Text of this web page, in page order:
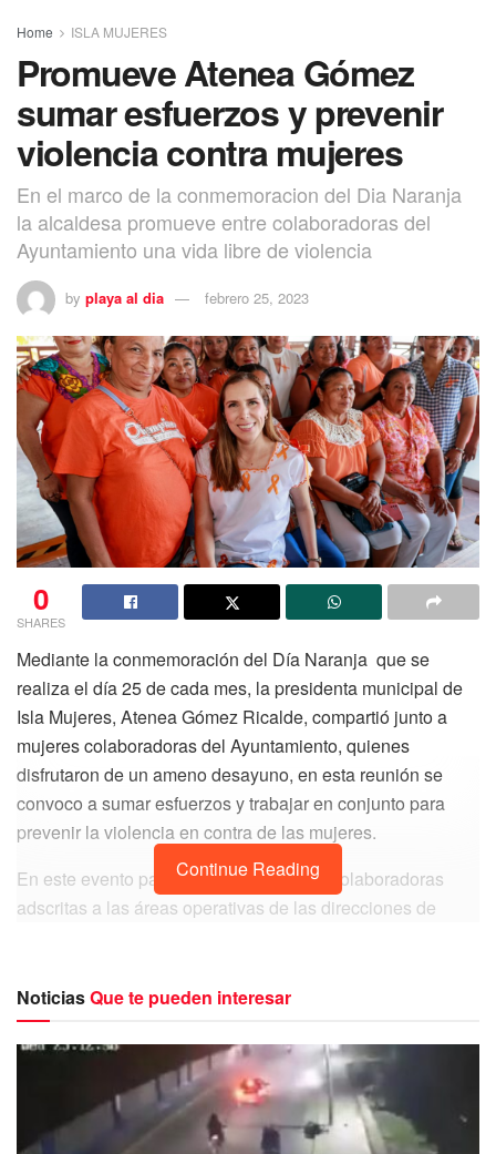
Home ISLA MUJERES
Promueve Atenea Gómez
sumar esfuerzos y prevenir
violencia contra mujeres
En el marco de la conmemoracion del Dia Naranja
la alcaldesa promueve entre colaboradoras del
Ayuntamiento una vida libre de violencia
by playa al dia febrero 25, 2023
0
SHARES
Mediante la conmemoración del Día Naranja que se
realiza el día 25 de cada mes, la presidenta municipal de
Isla Mujeres, Atenea Gómez Ricalde, compartió junto a
mujeres colaboradoras del Ayuntamiento, quienes
disfrutaron de un ameno desayuno, en esta reunión se
convoco a sumar esfuerzos y trabajar en conjunto para
prevenir la violencia en contra de las mujeres.
En este evento participaron las mujeres colaboradoras
adscritas a las áreas operativas de las direcciones de
Género (Geavig), de la Zona Federal Marítimo Terrestre
(Zofemat), Protección Civil y Bomberos y Servicios
Públicos.
Continue Reading
NoticiasQue te pueden interesar